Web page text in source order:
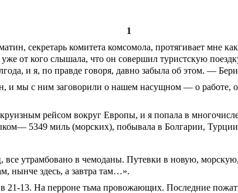
1
секретарь комитета комсомола, протягивает мне
от кого слышала, что он совершил туристскую
и я, по правде говоря, давно забыла об этом. —
и мы с ним заговорили о нашем насущном — о работе, о
рейсом вокруг Европы, и я попала в
5349 миль (морских), побывала в Болгарии,
все утрамбовано в чемоданы. Путевки в новую,
нынче здесь, а завтра там…».
21-13. На перроне тьма провожающих. Последние